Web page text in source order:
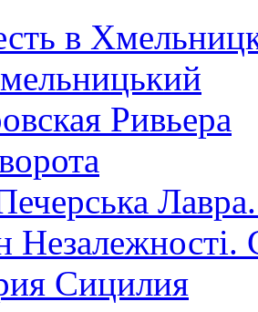
в
Ривьера
Незалежності.
Сицилия